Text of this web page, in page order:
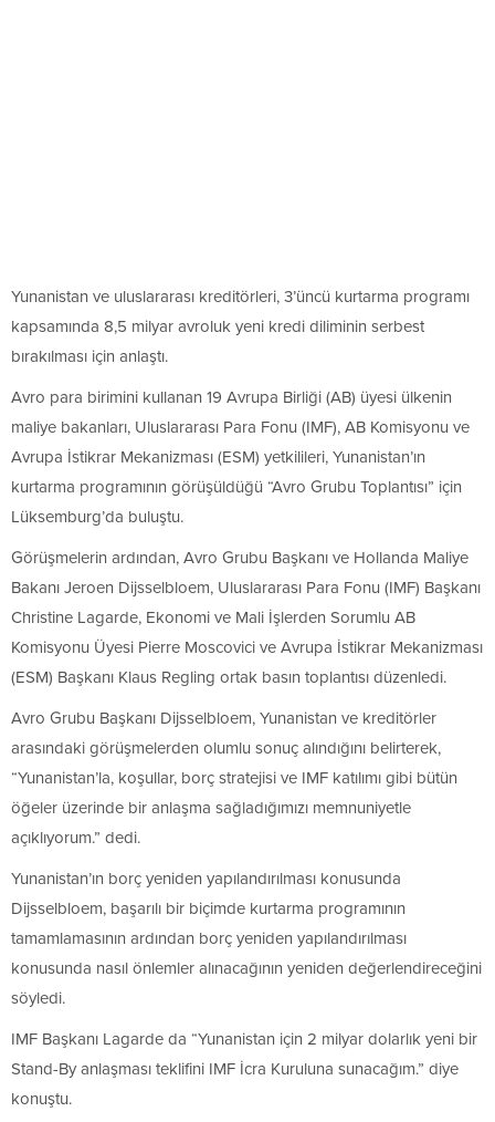
Yunanistan ve uluslararası kreditörleri, 3’üncü kurtarma programı
kapsamında 8,5 milyar avroluk yeni kredi diliminin serbest
bırakılması için anlaştı.
Avro para birimini kullanan 19 Avrupa Birliği (AB) üyesi ülkenin
maliye bakanları, Uluslararası Para Fonu (IMF), AB Komisyonu ve
Avrupa İstikrar Mekanizması (ESM) yetkilileri, Yunanistan’ın
kurtarma programının görüşüldüğü “Avro Grubu Toplantısı” için
Lüksemburg’da buluştu.
Görüşmelerin ardından, Avro Grubu Başkanı ve Hollanda Maliye
Bakanı Jeroen Dijsselbloem, Uluslararası Para Fonu (IMF) Başkanı
Christine Lagarde, Ekonomi ve Mali İşlerden Sorumlu AB
Komisyonu Üyesi Pierre Moscovici ve Avrupa İstikrar Mekanizması
(ESM) Başkanı Klaus Regling ortak basın toplantısı düzenledi.
Avro Grubu Başkanı Dijsselbloem, Yunanistan ve kreditörler
arasındaki görüşmelerden olumlu sonuç alındığını belirterek,
“Yunanistan’la, koşullar, borç stratejisi ve IMF katılımı gibi bütün
öğeler üzerinde bir anlaşma sağladığımızı memnuniyetle
açıklıyorum.” dedi.
Yunanistan’ın borç yeniden yapılandırılması konusunda
Dijsselbloem, başarılı bir biçimde kurtarma programının
tamamlamasının ardından borç yeniden yapılandırılması
konusunda nasıl önlemler alınacağının yeniden değerlendireceğini
söyledi.
IMF Başkanı Lagarde da “Yunanistan için 2 milyar dolarlık yeni bir
Stand-By anlaşması teklifini IMF İcra Kuruluna sunacağım.” diye
konuştu.